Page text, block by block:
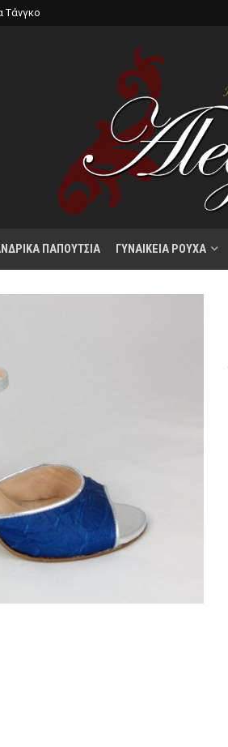
Τάνγκο
ΠΑΠΟΥΤΣΙΑ ΓΥΝΑΙΚΕΙΑ ΡΟΥΧΑ